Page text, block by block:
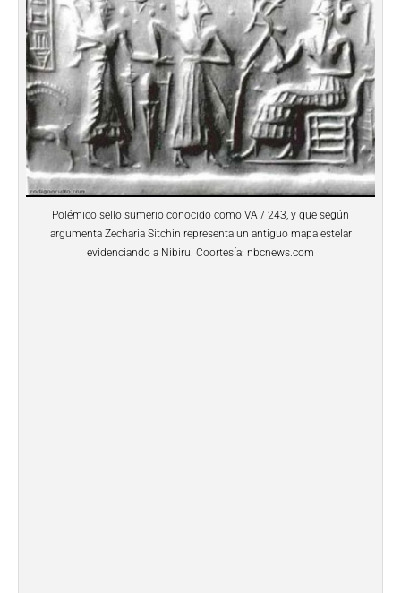
Polémico sello sumerio conocido como VA / 243, y que según
argumenta Zecharia Sitchin representa un antiguo mapa estelar
evidenciando a Nibiru. Coortesía: nbcnews.com